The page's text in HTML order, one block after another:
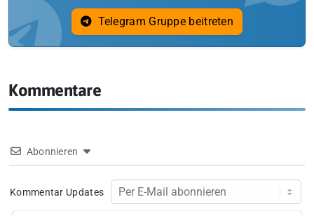
Telegram Gruppe beitreten
Kommentare
Abonnieren
Kommentar Updates